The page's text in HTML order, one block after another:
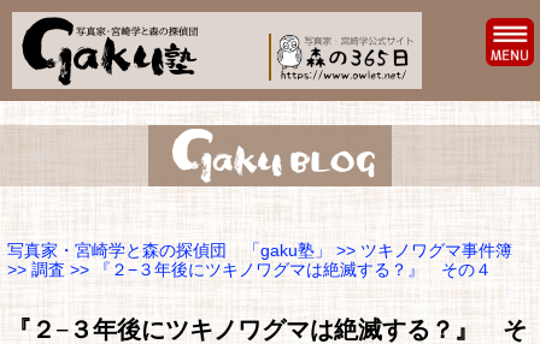
写真家・宮崎学と森の探偵団 「gaku塾」 >> ツキノワグマ事件簿
>> 調査 >> 『２−３年後にツキノワグマは絶滅する？』 その４
『２−３年後にツキノワグマは絶滅する？』 そ